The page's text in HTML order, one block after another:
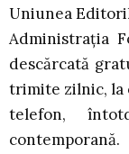
Uniunea
Administrația
descărcată
trimite zilnic, la
telefon,